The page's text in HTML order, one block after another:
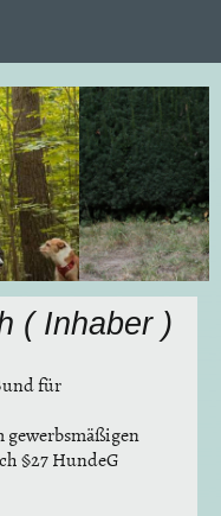
( Inhaber )
für
gewerbsmäßigen
§27 HundeG